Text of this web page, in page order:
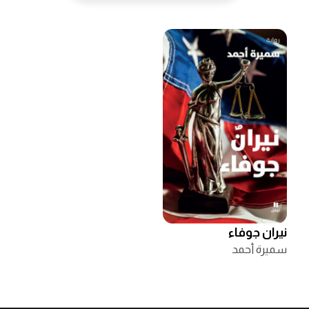
نيران جوفاء
سميرة أحمد